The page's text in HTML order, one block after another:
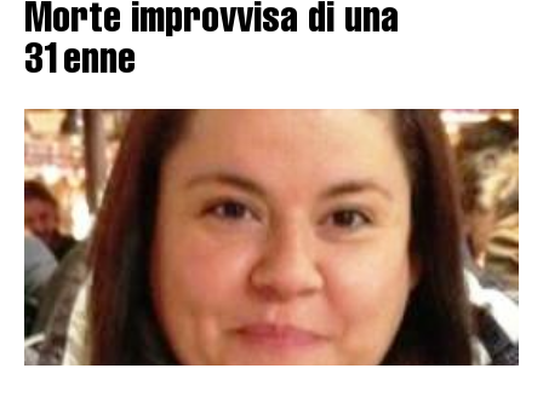
Morte improvvisa di una
31enne